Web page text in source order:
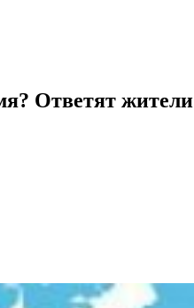
Ответят жители